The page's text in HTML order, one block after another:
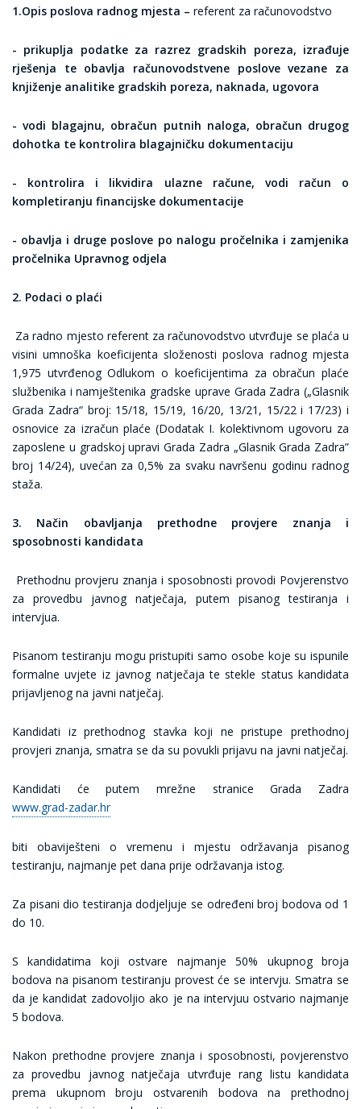
1.Opis poslova radnog mjesta – referent za računovodstvo
- prikuplja podatke za razrez gradskih poreza, izrađuje
rješenja te obavlja računovodstvene poslove vezane za
knjiženje analitike gradskih poreza, naknada, ugovora
- vodi blagajnu, obračun putnih naloga, obračun drugog
dohotka te kontrolira blagajničku dokumentaciju
- kontrolira i likvidira ulazne račune, vodi račun o
kompletiranju financijske dokumentacije
- obavlja i druge poslove po nalogu pročelnika i zamjenika
pročelnika Upravnog odjela
2. Podaci o plaći
Za radno mjesto referent za računovodstvo utvrđuje se plaća u
visini umnoška koeficijenta složenosti poslova radnog mjesta
1,975 utvrđenog Odlukom o koeficijentima za obračun plaće
službenika i namještenika gradske uprave Grada Zadra („Glasnik
Grada Zadra“ broj: 15/18, 15/19, 16/20, 13/21, 15/22 i 17/23) i
osnovice za izračun plaće (Dodatak I. kolektivnom ugovoru za
zaposlene u gradskoj upravi Grada Zadra „Glasnik Grada Zadra”
broj 14/24), uvećan za 0,5% za svaku navršenu godinu radnog
staža.
3. Način obavljanja prethodne provjere znanja i
sposobnosti kandidata
Prethodnu provjeru znanja i sposobnosti provodi Povjerenstvo
za provedbu javnog natječaja, putem pisanog testiranja i
intervjua.
Pisanom testiranju mogu pristupiti samo osobe koje su ispunile
formalne uvjete iz javnog natječaja te stekle status kandidata
prijavljenog na javni natječaj.
Kandidati iz prethodnog stavka koji ne pristupe prethodnoj
provjeri znanja, smatra se da su povukli prijavu na javni natječaj.
Kandidati će putem mrežne stranice Grada Zadra
www.grad-zadar.hr
biti obaviješteni o vremenu i mjestu održavanja pisanog
testiranju, najmanje pet dana prije održavanja istog.
Za pisani dio testiranja dodjeljuje se određeni broj bodova od 1
do 10.
S kandidatima koji ostvare najmanje 50% ukupnog broja
bodova na pisanom testiranju provest će se intervju. Smatra se
da je kandidat zadovoljio ako je na intervjuu ostvario najmanje
5 bodova.
Nakon prethodne provjere znanja i sposobnosti, povjerenstvo
za provedbu javnog natječaja utvrđuje rang listu kandidata
prema ukupnom broju ostvarenih bodova na prethodnoj